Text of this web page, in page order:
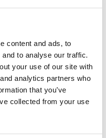
content and ads, to
to analyse our traffic.
your use of our site with
analytics partners who
that you’ve
collected from your use
båt och max 8 spön
är förbjudet fr.o.m.
och kort.
och gullspångslax är 50
köpa i Bengtsfors